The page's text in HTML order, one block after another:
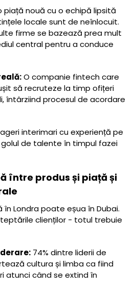
nouă cu o echipă lipsită
locale sunt de neînlocuit.
firme se bazează prea mult
central pentru a conduce
O companie fintech care
să recruteze la timp ofițeri
întârziind procesul de acordare
interimari cu experiență pe
de talente în timpul fazei
între produs și piață și
Londra poate eșua în Dubai.
clienților - totul trebuie
74% dintre liderii de
cultura și limba ca fiind
atunci când se extind în